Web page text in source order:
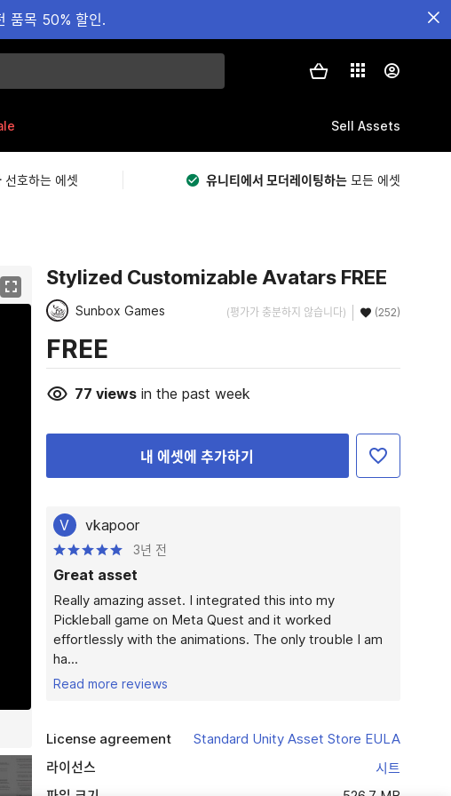
품목 50% 할인.
Sell Assets
선호하는 에셋 유니티에서 모더레이팅하는 모든 에셋
Stylized Customizable Avatars FREE
Sunbox Games (평가가 충분하지 않습니다) (252)
FREE
77 viewsin the past week
내 에셋에 추가하기
V vkapoor
3년 전
Great asset
Really amazing asset. I integrated this into my
Pickleball game on Meta Quest and it worked
effortlessly with the animations. The only trouble I am
ha...
Read more reviews
License agreement
Standard Unity Asset Store EULA
라이선스
시트